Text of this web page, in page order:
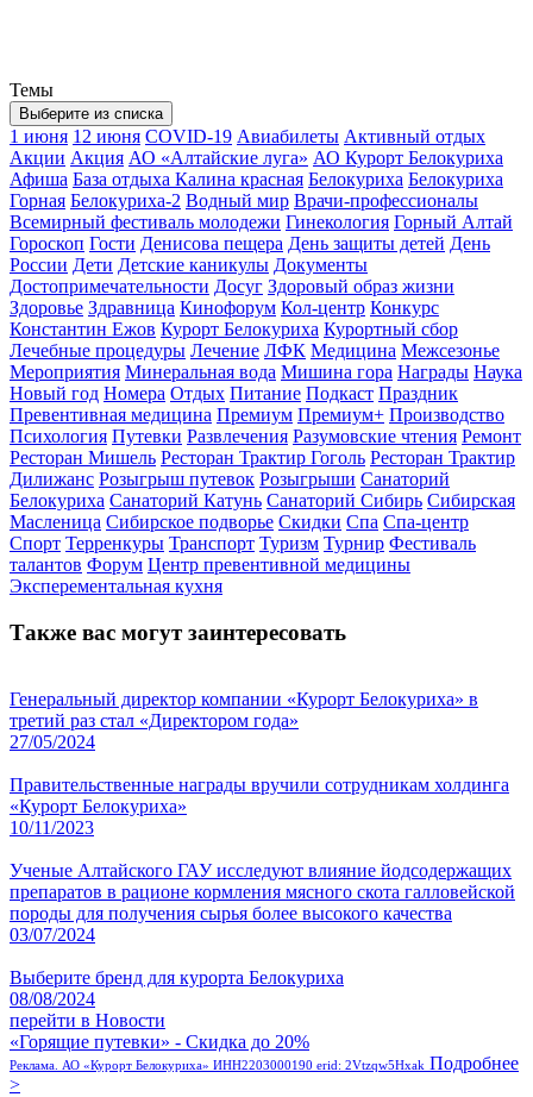
Темы
Выберите из списка
1 июня 12 июня COVID-19 Авиабилеты Активный отдых
Акции Акция АО «Алтайские луга» АО Курорт Белокуриха
Афиша База отдыха Калина красная Белокуриха Белокуриха
Горная Белокуриха-2 Водный мир Врачи-профессионалы
Всемирный фестиваль молодежи Гинекология Горный Алтай
Гороскоп Гости Денисова пещера День защиты детей День
России Дети Детские каникулы Документы
Достопримечательности Досуг Здоровый образ жизни
Здоровье Здравница Кинофорум Кол-центр Конкурс
Константин Ежов Курорт Белокуриха Курортный сбор
Лечебные процедуры Лечение ЛФК Медицина Межсезонье
Мероприятия Минеральная вода Мишина гора Награды Наука
Новый год Номера Отдых Питание Подкаст Праздник
Превентивная медицина Премиум Премиум+ Производство
Психология Путевки Развлечения Разумовские чтения Ремонт
Ресторан Мишель Ресторан Трактир Гоголь Ресторан Трактир
Дилижанс Розыгрыш путевок Розыгрыши Санаторий
Белокуриха Санаторий Катунь Санаторий Сибирь Сибирская
Масленица Сибирское подворье Скидки Спа Спа-центр
Спорт Терренкуры Транспорт Туризм Турнир Фестиваль
талантов Форум Центр превентивной медицины
Эксперементальная кухня
Также вас могут заинтересовать
Генеральный директор компании «Курорт Белокуриха» в
третий раз стал «Директором года»
27/05/2024
Правительственные награды вручили сотрудникам холдинга
«Курорт Белокуриха»
10/11/2023
Ученые Алтайского ГАУ исследуют влияние йодсодержащих
препаратов в рационе кормления мясного скота галловейской
породы для получения сырья более высокого качества
03/07/2024
Выберите бренд для курорта Белокуриха
08/08/2024
перейти в Новости
«Горящие путевки» - Скидка до 20%
Реклама. АО «Курорт Белокуриха» ИНН2203000190 erid: 2Vtzqw5Hxak Подробнее
>